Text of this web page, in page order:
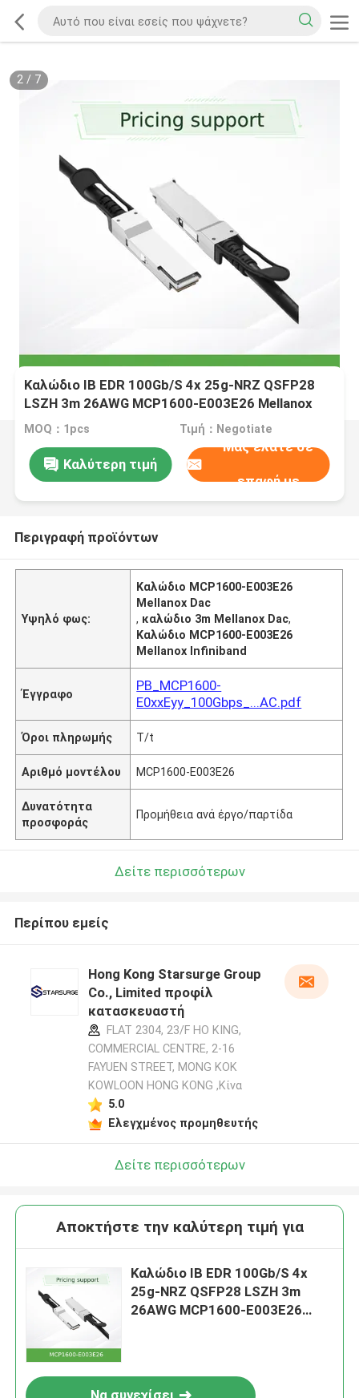
2/ 7
Καλώδιο IB EDR 100Gb/S 4x 25g-NRZ QSFP28
LSZH 3m 26AWG MCP1600-E003E26 Mellanox
Dac
MOQ：1pcs Τιμή：Negotiate
Καλύτερη τιμή
Μας ελάτε σε
επαφή με
Περιγραφή προϊόντων
Υψηλό φως:
Καλώδιο MCP1600-E003E26
Mellanox Dac
, καλώδιο 3m Mellanox Dac,
Καλώδιο MCP1600-E003E26
Mellanox Infiniband
Έγγραφο
PB_MCP1600-
E0xxEyy_100Gbps_...AC.pdf
Όροι πληρωμής T/t
Αριθμό μοντέλου MCP1600-E003E26
Δυνατότητα
προσφοράς
Προμήθεια ανά έργο/παρτίδα
Δείτε περισσότερων
Περίπου εμείς
Hong Kong Starsurge Group
Co., Limited προφίλ
κατασκευαστή
FLAT 2304, 23/F HO KING,
COMMERCIAL CENTRE, 2-16
FAYUEN STREET, MONG KOK
KOWLOON HONG KONG ,Κίνα
5.0
Ελεγχμένος προμηθευτής
Δείτε περισσότερων
Αποκτήστε την καλύτερη τιμή για
Καλώδιο IB EDR 100Gb/S 4x
25g-NRZ QSFP28 LSZH 3m
26AWG MCP1600-E003E26